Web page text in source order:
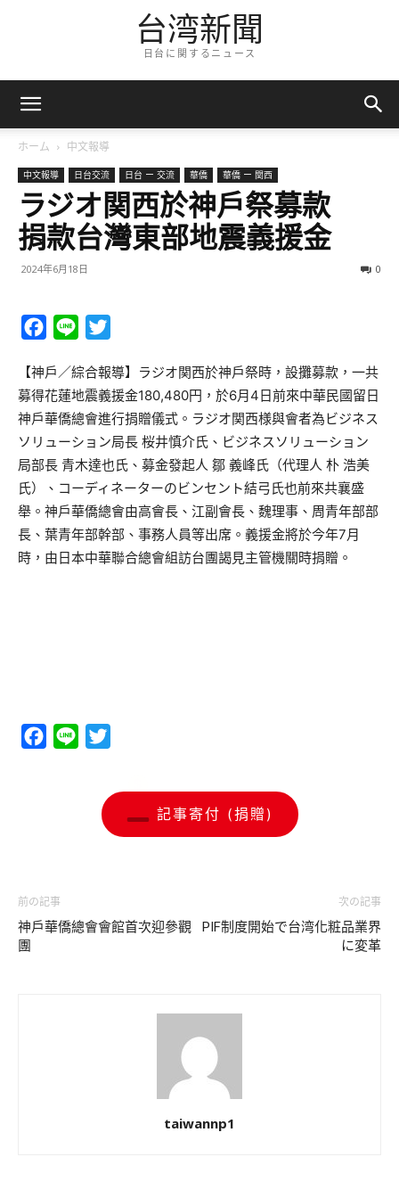
台湾新聞
日台に関するニュース
ホーム 中文報導
中文報導 日台交流 日台 ー 交流 華僑 華僑 ー 関西
ラジオ関西於神戶祭募款
捐款台灣東部地震義援金
2024年6月18日 0
Facebook
Line
【神戶／綜合報導】ラジオ関西於神戶祭時，設攤募款，一共
募得花蓮地震義援金180,480円，於6月4日前來中華民國留日
神戶華僑總會進行捐贈儀式。ラジオ関西様與會者為ビジネス
ソリューション局長 桜井慎介氏、ビジネスソリューション
局部長 青木達也氏、募金發起人 鄒 義峰氏（代理人 朴 浩美
氏）、コーディネーターのビンセント結弓氏也前來共襄盛
舉。神戶華僑總會由高會長、江副會長、魏理事、周青年部部
長、葉青年部幹部、事務人員等出席。義援金將於今年7月
時，由日本中華聯合總會組訪台團謁見主管機關時捐贈。
Facebook
Line
記事寄付 (捐贈)
前の記事
神戶華僑總會會館首次迎參觀
團
次の記事
PIF制度開始で台湾化粧品業界
に変革
taiwannp1